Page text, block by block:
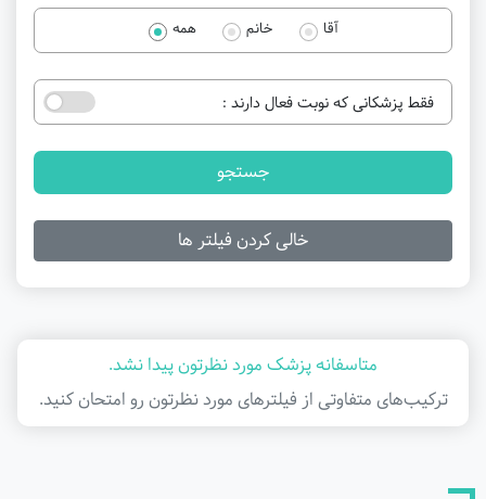
آقا خانم همه
فقط پزشکانی که نوبت فعال دارند :
جستجو
خالی کردن فیلتر ها
متاسفانه پزشک مورد نظرتون پیدا نشد.
ترکیب‌های متفاوتی از فیلتر‌های مورد نظرتون رو امتحان کنید.